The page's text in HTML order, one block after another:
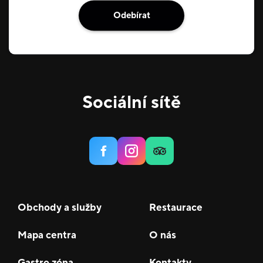
klidný nákup v příjemném prostředí prodejny.
vkusném a útulném domově.
Odebírat
Sociální sítě
Obchody a služby Restaurace
Mapa centra O nás